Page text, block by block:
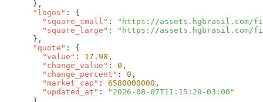
      "logos"
        "square_small"
:
"https://assets.hgbrasil.com/
        "square_large"
:
      "quote"
        "value"
: 17.98
        "change_value"
: 0
        "change_percent"
: 0
        "market_cap"
: 6580000000
        "updated_at"
: